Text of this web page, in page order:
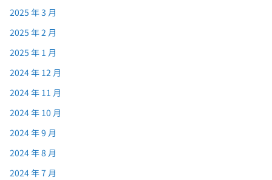
2025 年 3 月
2025 年 2 月
2025 年 1 月
2024 年 12 月
2024 年 11 月
2024 年 10 月
2024 年 9 月
2024 年 8 月
2024 年 7 月